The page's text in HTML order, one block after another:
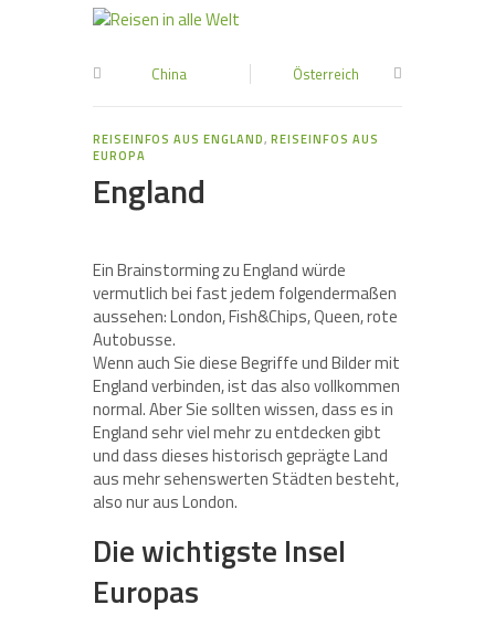
China Österreich
REISEINFOS AUS ENGLAND,REISEINFOS AUS
EUROPA
England
Ein Brainstorming zu England würde
vermutlich bei fast jedem folgendermaßen
aussehen: London, Fish&Chips, Queen, rote
Autobusse.
Wenn auch Sie diese Begriffe und Bilder mit
England verbinden, ist das also vollkommen
normal. Aber Sie sollten wissen, dass es in
England sehr viel mehr zu entdecken gibt
und dass dieses historisch geprägte Land
aus mehr sehenswerten Städten besteht,
also nur aus London.
Die wichtigste Insel
Europas